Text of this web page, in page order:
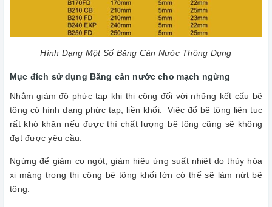
Hình Dạng Một Số Băng Cản Nước Thông Dụng
Mục đích sử dụng Băng cản nước cho mạch ngừng
Nhằm giảm độ phức tạp khi thi công đối với những kết cấu bê
tông có hình dạng phức tạp, liền khối. Việc đổ bê tông liên tục
rất khó khăn nếu được thì chất lượng bê tông cũng sẽ không
đạt được yêu cầu.
Ngừng để giảm co ngót, giảm hiệu ứng suất nhiệt do thủy hóa
xi măng trong thi công bê tông khối lớn có thể sẽ làm nứt bê
tông.